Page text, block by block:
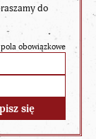
do
pola obowiązkowe